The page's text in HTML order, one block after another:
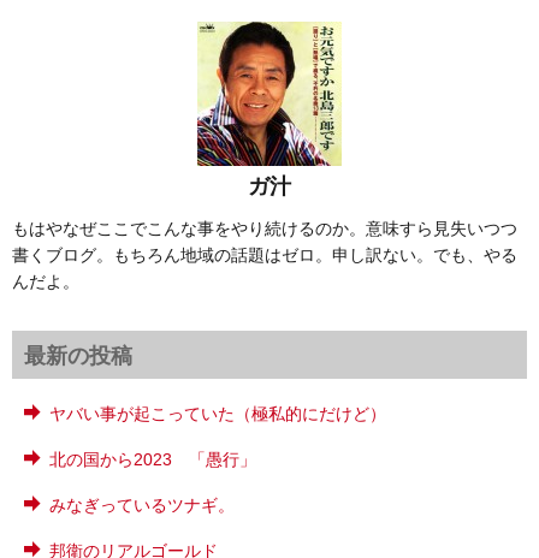
ガ汁
もはやなぜここでこんな事をやり続けるのか。意味すら見失いつつ
書くブログ。もちろん地域の話題はゼロ。申し訳ない。でも、やる
んだよ。
最新の投稿
ヤバい事が起こっていた（極私的にだけど）
北の国から2023 「愚行」
みなぎっているツナギ。
邦衛のリアルゴールド